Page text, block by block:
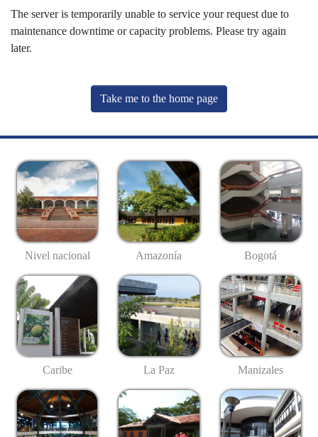
The server is temporarily unable to service your request due to
maintenance downtime or capacity problems. Please try again
later.
Take me to the home page
Nivel nacional Amazonía Bogotá
Caribe La Paz Manizales